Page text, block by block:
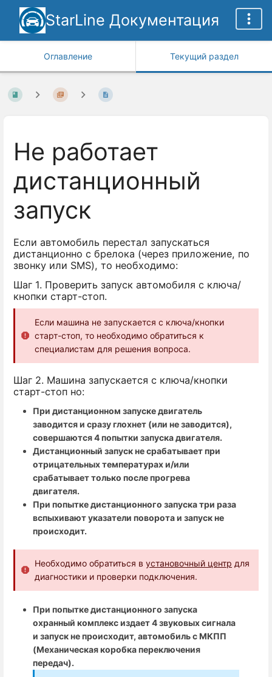
StarLine Документация
Оглавление Текущий раздел
Не работает
дистанционный
запуск
Если автомобиль перестал запускаться
дистанционно с брелока (через приложение, по
звонку или SMS), то необходимо:
Шаг 1. Проверить запуск автомобиля с ключа/
кнопки старт-стоп.
Если машина не запускается с ключа/кнопки
старт-стоп, то необходимо обратиться к
специалистам для решения вопроса.
Шаг 2. Машина запускается с ключа/кнопки
старт-стоп но:
При дистанционном запуске двигатель
заводится и сразу глохнет (или не заводится),
совершаются 4 попытки запуска двигателя.
Дистанционный запуск не срабатывает при
отрицательных температурах и/или
срабатывает только после прогрева
двигателя.
При попытке дистанционного запуска три раза
вспыхивают указатели поворота и запуск не
происходит.
Необходимо обратиться в установочный центр для
диагностики и проверки подключения.
При попытке дистанционного запуска
охранный комплекс издает 4 звуковых сигнала
и запуск не происходит, автомобиль с МКПП
(Механическая коробка переключения
передач).